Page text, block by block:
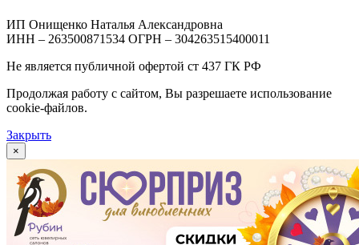
ИП Онищенко Наталья Александровна
ИНН – 263500871534 ОГРН – 304263515400011
Не является публичной офертой ст 437 ГК РФ
Продолжая работу с сайтом, Вы разрешаете использование
cookie-файлов.
Закрыть
×